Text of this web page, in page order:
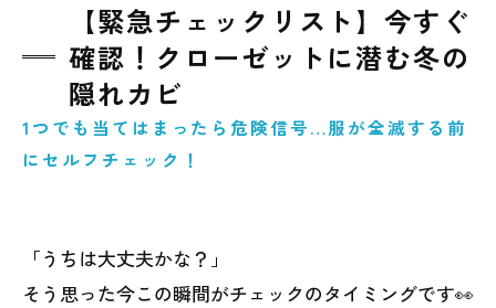
【緊急チェックリスト】今すぐ
確認！クローゼットに潜む冬の
隠れカビ
1つでも当てはまったら危険信号…服が全滅する前
にセルフチェック！
「うちは大丈夫かな？」
そう思った今この瞬間がチェックのタイミングです👀